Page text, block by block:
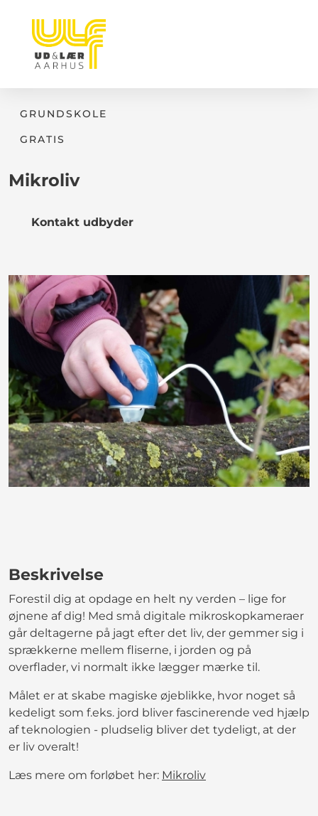
GRUNDSKOLE
GRATIS
Mikroliv
Kontakt udbyder
Beskrivelse
Forestil dig at opdage en helt ny verden – lige for
øjnene af dig! Med små digitale mikroskopkameraer
går deltagerne på jagt efter det liv, der gemmer sig i
sprækkerne mellem fliserne, i jorden og på
overflader, vi normalt ikke lægger mærke til.
Målet er at skabe magiske øjeblikke, hvor noget så
kedeligt som f.eks. jord bliver fascinerende ved hjælp
af teknologien - pludselig bliver det tydeligt, at der
er liv overalt!
Læs mere om forløbet her: Mikroliv